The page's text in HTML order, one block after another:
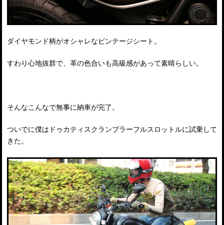
ダイヤモンド柄がオシャレなビンテージシート。
すわり心地抜群で、革の色合いも高級感があって素晴らしい。
そんなこんなで無事に納車が完了。
ついでに僕はドゥカティスクランブラーフルスロットルに試乗して
きた。